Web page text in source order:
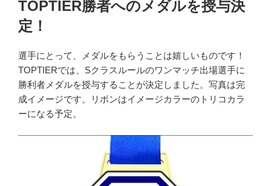
日:
TOPTIER勝者へのメダルを授与決
定！
選手にとって、メダルをもらうことは嬉しいものです！
TOPTIERでは、Sクラスルールのワンマッチ出場選手に
勝利者メダルを授与することが決定しました。写真は完
成イメージです。リボンはイメージカラーのトリコカラ
ーになる予定。